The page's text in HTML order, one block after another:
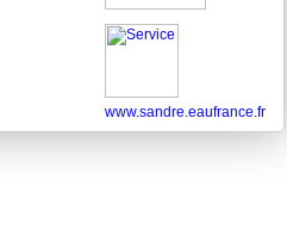
www.sandre.eaufrance.fr